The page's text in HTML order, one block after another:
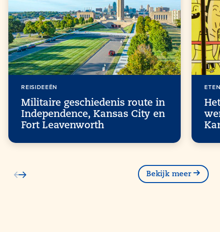
REISIDEEËN
Militaire geschiedenis route in
Independence, Kansas City en
Fort Leavenworth
Bekijk meer